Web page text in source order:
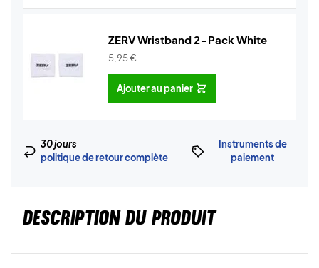
ZERV Wristband 2-Pack White
5,95€
Ajouter au panier
30 jours
politique de retour complète
Instruments de
paiement
DESCRIPTION DU PRODUIT